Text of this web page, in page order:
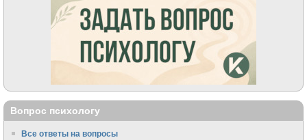
Вопрос психологу
Все ответы на вопросы